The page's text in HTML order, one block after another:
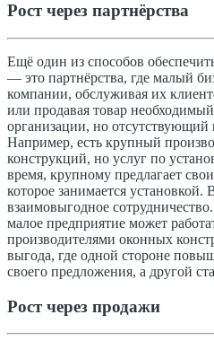
Рост через партнёрства
Ещё один из способов
— это партнёрства, где малый
компании, обслуживая их
или продавая товар
организации, но отсутствующий
Например, есть крупный
конструкций, но услуг по
время, крупному предлагает
которое занимается установкой.
взаимовыгодное
малое предприятие может
производителями оконных
выгода, где одной стороне
своего предложения, а другой
Рост через продажи